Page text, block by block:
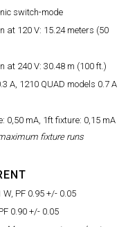
switch-mode
at 120 V: 15.24 meters (50
at 240 V: 30.48 m (100 ft.)
A, 1210 QUAD models 0.7 A
0,50 mA, 1ft fixture: 0,15 mA
fixture runs
PF 0.95 +/- 0.05
0.90 +/- 0.05